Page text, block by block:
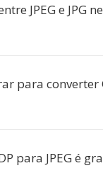
JPEG e JPG
para converter
para JPEG é